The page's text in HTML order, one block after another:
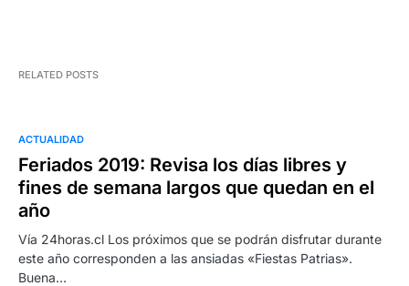
RELATED POSTS
ACTUALIDAD
Feriados 2019: Revisa los días libres y
fines de semana largos que quedan en el
año
Vía 24horas.cl Los próximos que se podrán disfrutar durante
este año corresponden a las ansiadas «Fiestas Patrias».
Buena…